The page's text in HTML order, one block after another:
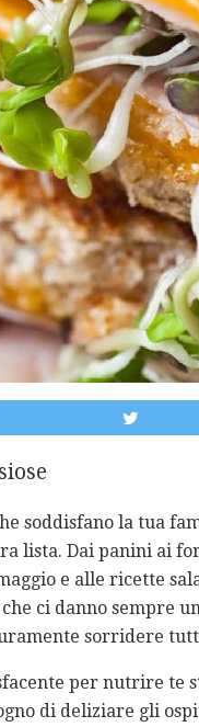
soddisfano la tua
lista. Dai panini ai
e alle ricette
ci danno sempre
sorridere
per nutrire te
di deliziare gli